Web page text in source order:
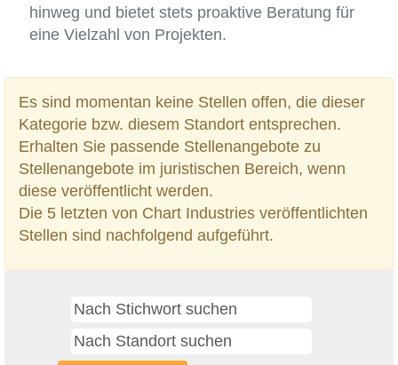
hinweg und bietet stets proaktive Beratung für
eine Vielzahl von Projekten.
Es sind momentan keine Stellen offen, die dieser
Kategorie bzw. diesem Standort entsprechen.
Erhalten Sie passende Stellenangebote zu
Stellenangebote im juristischen Bereich, wenn
diese veröffentlicht werden.
Die 5 letzten von Chart Industries veröffentlichten
Stellen sind nachfolgend aufgeführt.